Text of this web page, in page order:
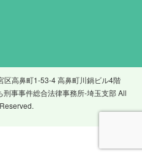
高鼻町1-53-4 高鼻町川鍋ビル4階
事事件総合法律事務所-埼玉支部 All